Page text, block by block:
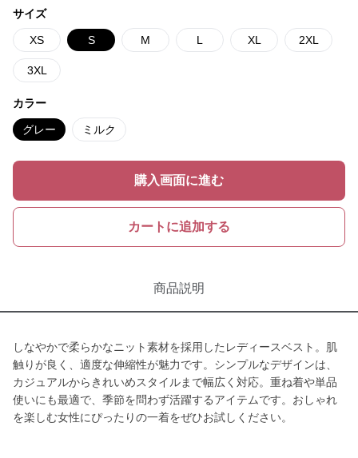
サイズ
XS S M L XL 2XL
3XL
カラー
グレー ミルク
購入画面に進む
カートに追加する
商品説明
しなやかで柔らかなニット素材を採用したレディースベスト。肌
触りが良く、適度な伸縮性が魅力です。シンプルなデザインは、
カジュアルからきれいめスタイルまで幅広く対応。重ね着や単品
使いにも最適で、季節を問わず活躍するアイテムです。おしゃれ
を楽しむ女性にぴったりの一着をぜひお試しください。